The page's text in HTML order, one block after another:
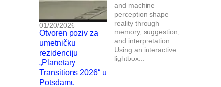
01/20/2026
Otvoren poziv za
umetničku
rezidenciju
„Planetary
Transitions 2026“ u
Potsdamu
and machine
perception shape
reality through
memory, suggestion,
and interpretation.
Using an interactive
lightbox...